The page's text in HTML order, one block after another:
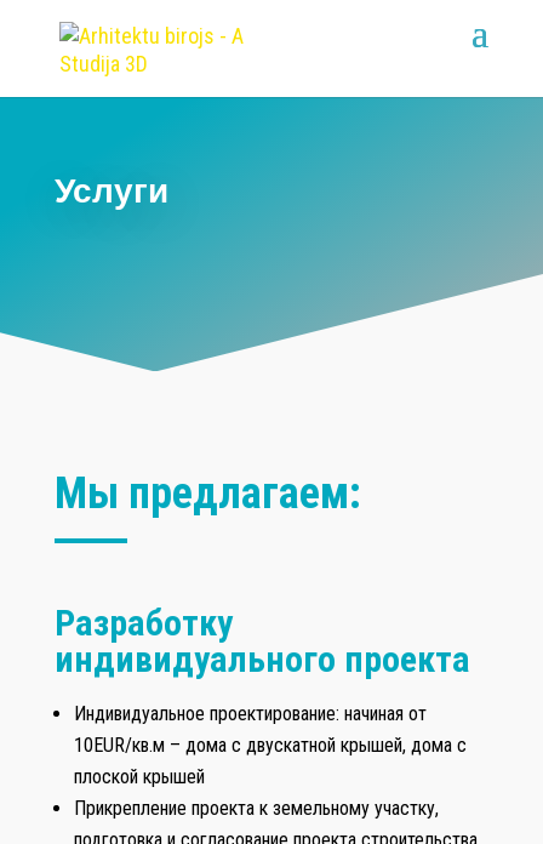
Услуги
Мы предлагаем:
Разработку
индивидуального проекта
Индивидуальное проектирование: начиная от
10EUR/кв.м – дома с двускатной крышей, дома с
плоской крышей
Прикрепление проекта к земельному участку,